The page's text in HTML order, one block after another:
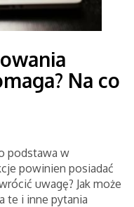
Na co
podstawa w
powinien posiadać
uwagę? Jak może
te i inne pytania